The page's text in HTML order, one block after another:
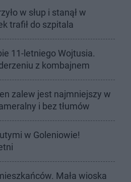
w słup i stanął w
trafił do szpitala
11-letniego Wojtusia.
z kombajnem
zalew jest najmniejszy w
i bez tłumów
w Goleniowie!
Mała wioska